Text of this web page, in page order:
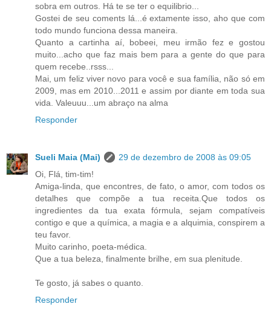
sobra em outros. Há te se ter o equilibrio...
Gostei de seu coments lá...é extamente isso, aho que com
todo mundo funciona dessa maneira.
Quanto a cartinha aí, bobeei, meu irmão fez e gostou
muito...acho que faz mais bem para a gente do que para
quem recebe..rsss...
Mai, um feliz viver novo para você e sua família, não só em
2009, mas em 2010...2011 e assim por diante em toda sua
vida. Valeuuu...um abraço na alma
Responder
Sueli Maia (Mai)
29 de dezembro de 2008 às 09:05
Oi, Flá, tim-tim!
Amiga-linda, que encontres, de fato, o amor, com todos os
detalhes que compõe a tua receita.Que todos os
ingredientes da tua exata fórmula, sejam compatíveis
contigo e que a química, a magia e a alquimia, conspirem a
teu favor.
Muito carinho, poeta-médica.
Que a tua beleza, finalmente brilhe, em sua plenitude.
Te gosto, já sabes o quanto.
Responder